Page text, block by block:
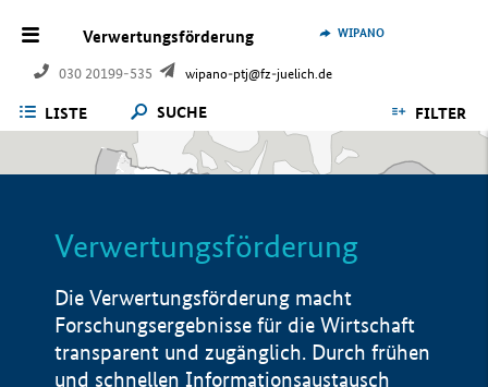
Verwertungsförderung
030 20199-535 wipano-ptj@fz-juelich.de
WIPANO
LISTE SUCHE FILTER
Verwertungsförderung
Die Verwertungsförderung macht
Forschungsergebnisse für die Wirtschaft
transparent und zugänglich. Durch frühen
und schnellen Informationsaustausch